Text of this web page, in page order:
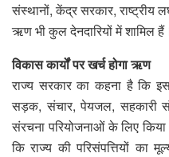
संस्थानों, केंद्र सरकार, राष्ट्रीय
ऋण भी कुल देनदारियों में शामिल हैं।
विकास कार्यों पर खर्च होगा ऋण
राज्य सरकार का कहना है कि
सड़क, संचार, पेयजल, सहकारी
संरचना परियोजनाओं के लिए
कि राज्य की परिसंपत्तियों का